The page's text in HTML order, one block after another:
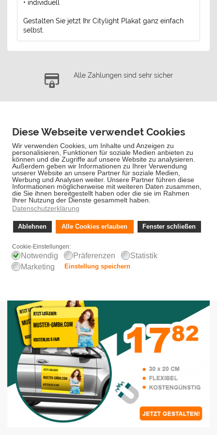
• individuell
Gestalten Sie jetzt Ihr Citylight Plakat ganz einfach
selbst.
Alle Zahlungen sind sehr sicher
90,- €
Schnelle Lieferung